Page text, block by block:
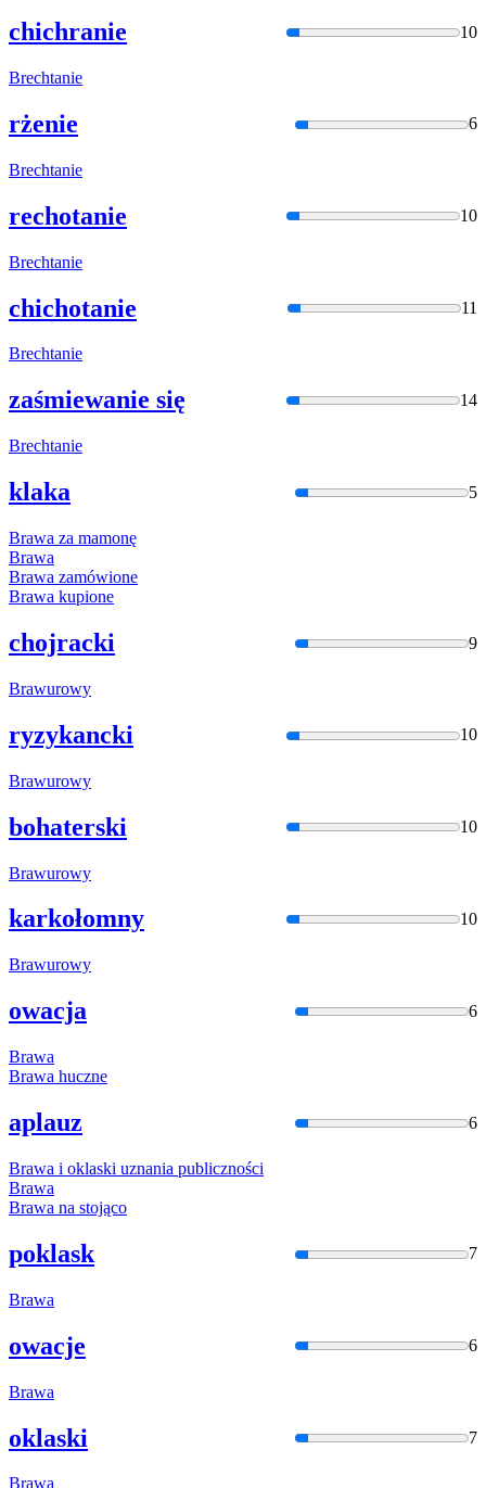
chichranie 10
Brechtanie
rżenie 6
Brechtanie
rechotanie 10
Brechtanie
chichotanie 11
Brechtanie
zaśmiewanie się 14
Brechtanie
klaka 5
Brawa za mamonę
Brawa
Brawa zamówione
Brawa kupione
chojracki 9
Brawurowy
ryzykancki 10
Brawurowy
bohaterski 10
Brawurowy
karkołomny 10
Brawurowy
owacja 6
Brawa
Brawa huczne
aplauz 6
Brawa i oklaski uznania publiczności
Brawa
Brawa na stojąco
poklask 7
Brawa
owacje 6
Brawa
oklaski 7
Brawa